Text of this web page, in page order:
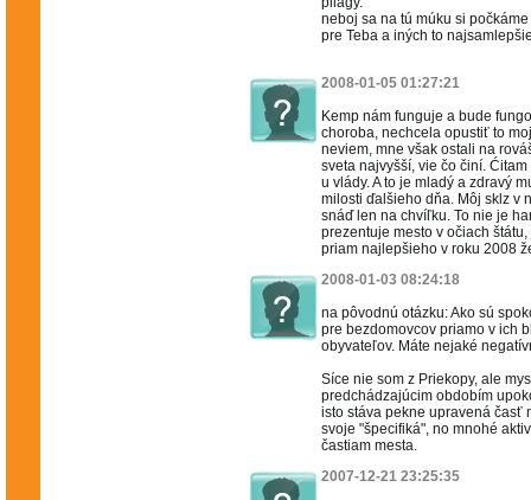
neboj sa na tú múku si
pre Teba a iných to
2008-01-05 01:27:21
Kemp nám funguje a bude
choroba, nechcela opustiť to
neviem, mne však ostali na
sveta najvyšší, vie čo činí.
u vlády. A to je mladý a zdravý
milosti ďalšieho dňa. Môj sklz v
snáď len na chvíľku. To nie je
prezentuje mesto v očiach
priam najlepšieho v roku 2008
2008-01-03 08:24:18
na pôvodnú otázku: Ako sú
pre bezdomovcov priamo v ich
obyvateľov. Máte nejaké
Síce nie som z Priekopy, ale
predchádzajúcim obdobím
isto stáva pekne upravená časť
svoje "špecifiká", no mnohé
častiam mesta.
2007-12-21 23:25:35